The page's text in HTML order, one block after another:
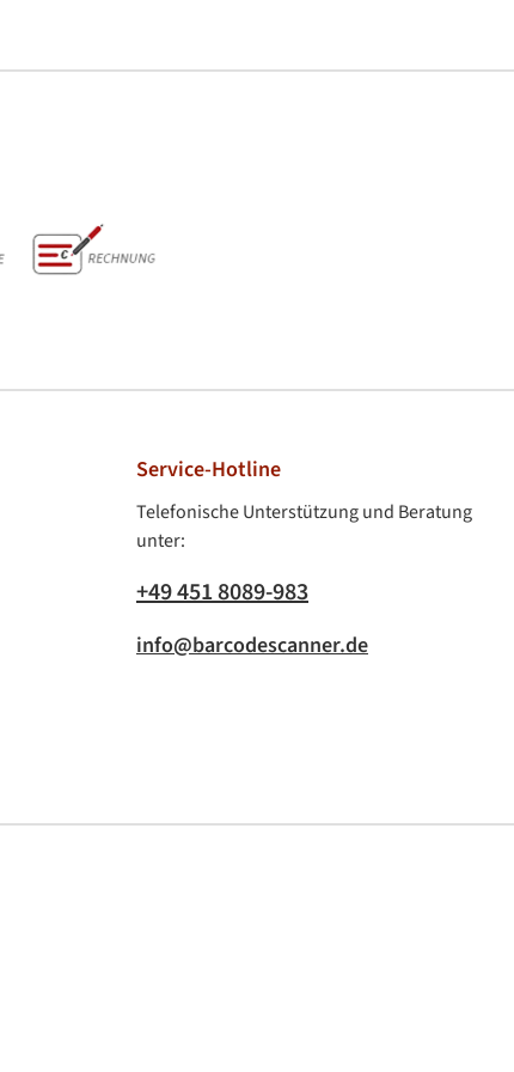
Service-Hotline
Telefonische Unterstützung und Beratung
unter:
+49 451 8089-983
info@barcodescanner.de